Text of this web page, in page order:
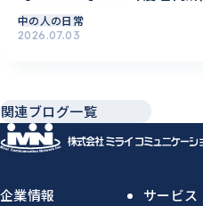
中の人の日常
2026.07.03
関連ブログ一覧
企業情報 サービス